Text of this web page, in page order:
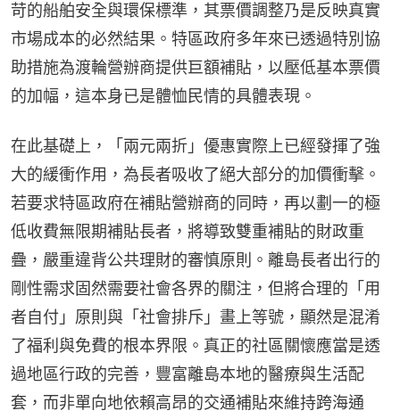
苛的船舶安全與環保標準，其票價調整乃是反映真實
市場成本的必然結果。特區政府多年來已透過特別協
助措施為渡輪營辦商提供巨額補貼，以壓低基本票價
的加幅，這本身已是體恤民情的具體表現。
在此基礎上，「兩元兩折」優惠實際上已經發揮了強
大的緩衝作用，為長者吸收了絕大部分的加價衝擊。
若要求特區政府在補貼營辦商的同時，再以劃一的極
低收費無限期補貼長者，將導致雙重補貼的財政重
疊，嚴重違背公共理財的審慎原則。離島長者出行的
剛性需求固然需要社會各界的關注，但將合理的「用
者自付」原則與「社會排斥」畫上等號，顯然是混淆
了福利與免費的根本界限。真正的社區關懷應當是透
過地區行政的完善，豐富離島本地的醫療與生活配
套，而非單向地依賴高昂的交通補貼來維持跨海通